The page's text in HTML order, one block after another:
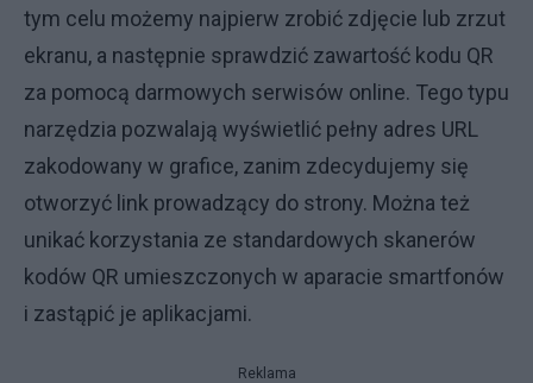
tym celu możemy najpierw zrobić zdjęcie lub zrzut
ekranu, a następnie sprawdzić zawartość kodu QR
za pomocą darmowych serwisów online. Tego typu
narzędzia pozwalają wyświetlić pełny adres URL
zakodowany w grafice, zanim zdecydujemy się
otworzyć link prowadzący do strony. Można też
unikać korzystania ze standardowych skanerów
kodów QR umieszczonych w aparacie smartfonów
i zastąpić je aplikacjami.
Reklama